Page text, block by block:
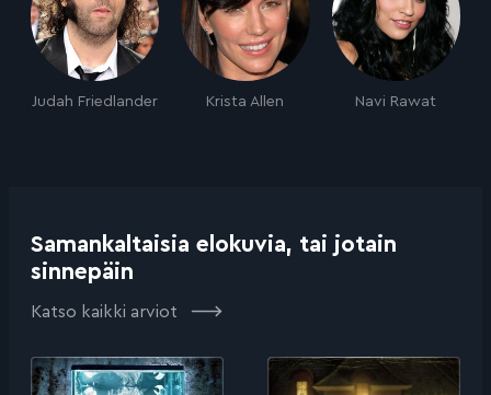
Judah Friedlander Krista Allen Navi Rawat
Samankaltaisia elokuvia, tai jotain
sinnepäin
Katso kaikki arviot